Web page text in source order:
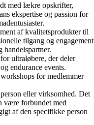
med lækre opskrifter,
ekspertise og passion for
af kvalitetsprodukter til
tilgang og engagement
ultraløbere, der deler
endurance events.
for medlemmer
eller virksomhed. Det
være forbundet med
af den specifikke person